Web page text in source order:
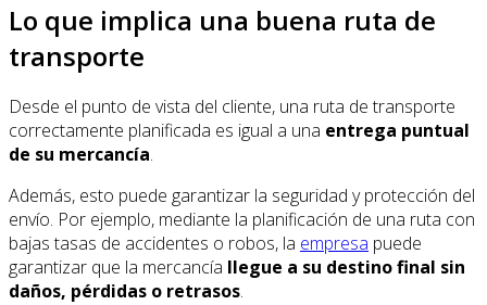
Lo que implica una buena ruta de
transporte
Desde el punto de vista del cliente, una ruta de transporte
correctamente planificada es igual a una entrega puntual
de su mercancía.
Además, esto puede garantizar la seguridad y protección del
envío. Por ejemplo, mediante la planificación de una ruta con
bajas tasas de accidentes o robos, la empresa puede
garantizar que la mercancía llegue a su destino final sin
daños, pérdidas o retrasos.